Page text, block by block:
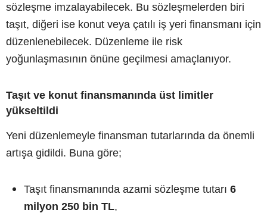
sözleşme imzalayabilecek. Bu sözleşmelerden biri
taşıt, diğeri ise konut veya çatılı iş yeri finansmanı için
düzenlenebilecek. Düzenleme ile risk
yoğunlaşmasının önüne geçilmesi amaçlanıyor.
Taşıt ve konut finansmanında üst limitler
yükseltildi
Yeni düzenlemeyle finansman tutarlarında da önemli
artışa gidildi. Buna göre;
Taşıt finansmanında azami sözleşme tutarı 6
milyon 250 bin TL,